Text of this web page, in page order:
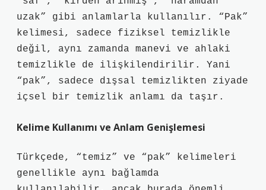
uzak” gibi anlamlarla kullanılır. “Pak”
kelimesi, sadece fiziksel temizlikle
değil, aynı zamanda manevi ve ahlaki
temizlikle de ilişkilendirilir. Yani
“pak”, sadece dışsal temizlikten ziyade
içsel bir temizlik anlamı da taşır.
Kelime Kullanımı ve Anlam Genişlemesi
Türkçede, “temiz” ve “pak” kelimeleri
genellikle aynı bağlamda